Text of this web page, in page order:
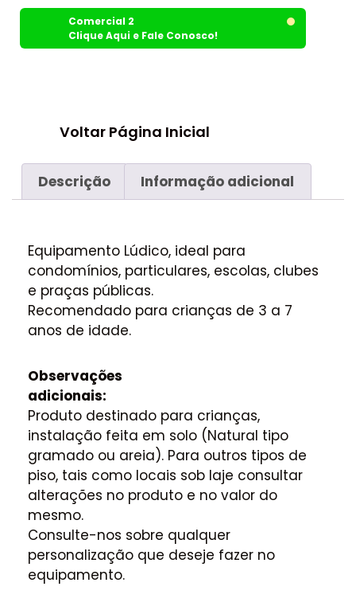
Comercial 2
Clique Aqui e Fale Conosco!
Voltar Página Inicial
Descrição Informação adicional
Equipamento Lúdico, ideal para
condomínios, particulares, escolas, clubes
e praças públicas.
Recomendado para crianças de 3 a 7
anos de idade.
Observações
adicionais:
Produto destinado para crianças,
instalação feita em solo (Natural tipo
gramado ou areia). Para outros tipos de
piso, tais como locais sob laje consultar
alterações no produto e no valor do
mesmo.
Consulte-nos sobre qualquer
personalização que deseje fazer no
equipamento.